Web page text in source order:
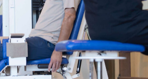
サイズ 中 大